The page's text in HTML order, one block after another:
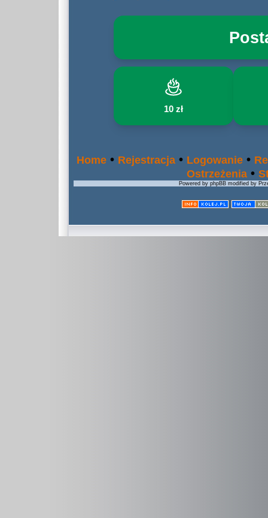
10 zł
Home • Rejestracja • Logowanie •
Ostrzeżenia •
Powered by phpBB modified by